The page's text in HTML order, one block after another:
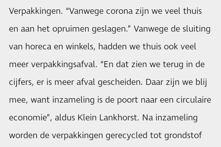
Verpakkingen. “Vanwege corona zijn we veel thuis
en aan het opruimen geslagen.” Vanwege de sluiting
van horeca en winkels, hadden we thuis ook veel
meer verpakkingsafval. “En dat zien we terug in de
cijfers, er is meer afval gescheiden. Daar zijn we blij
mee, want inzameling is de poort naar een circulaire
economie”, aldus Klein Lankhorst. Na inzameling
worden de verpakkingen gerecycled tot grondstof